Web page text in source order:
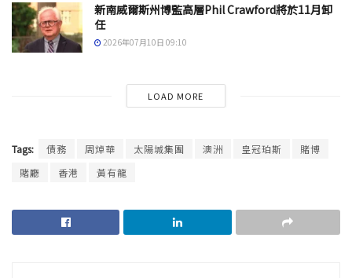
新南威爾斯州博監高層Phil Crawford將於11月卸
任
2026年07月10日 09:10
LOAD MORE
Tags: 債務 周焯華 太陽城集團 澳洲 皇冠珀斯
賭博
賭廳
香港 黃有龍